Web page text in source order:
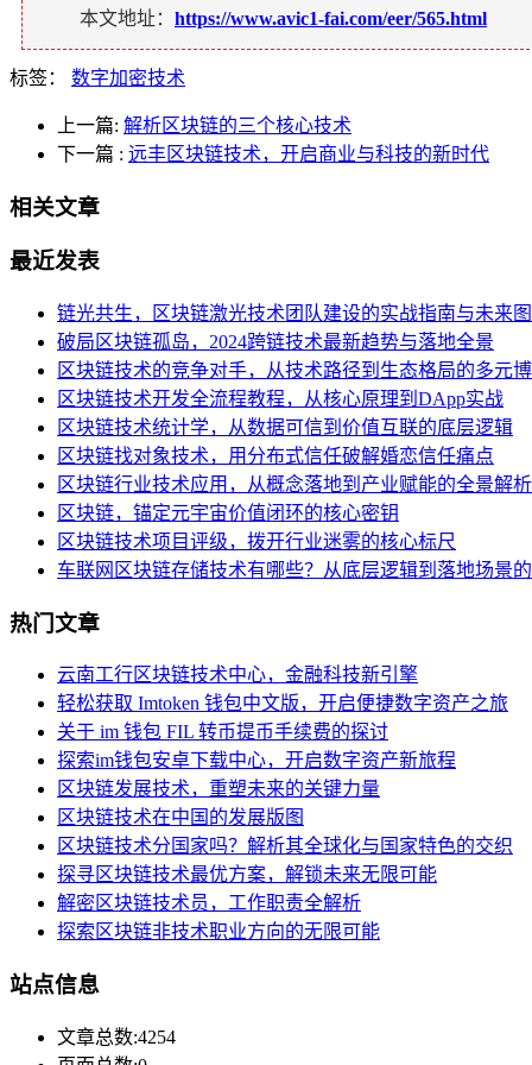
本文地址： https://www.avic1-fai.com/eer/565.html
标签： 数字加密技术
上一篇: 解析区块链的三个核心技术
下一篇 : 远丰区块链技术，开启商业与科技的新时代
相关文章
最近发表
链光共生，区块链激光技术团队建设的实战指南与未来
破局区块链孤岛，2024跨链技术最新趋势与落地全景
区块链技术的竞争对手，从技术路径到生态格局的多元
区块链技术开发全流程教程，从核心原理到DApp实战
区块链技术统计学，从数据可信到价值互联的底层逻辑
区块链找对象技术，用分布式信任破解婚恋信任痛点
区块链行业技术应用，从概念落地到产业赋能的全景解析
区块链，锚定元宇宙价值闭环的核心密钥
区块链技术项目评级，拨开行业迷雾的核心标尺
车联网区块链存储技术有哪些？从底层逻辑到落地场景
热门文章
云南工行区块链技术中心，金融科技新引擎
轻松获取 Imtoken 钱包中文版，开启便捷数字资产之旅
关于 im 钱包 FIL 转币提币手续费的探讨
探索im钱包安卓下载中心，开启数字资产新旅程
区块链发展技术，重塑未来的关键力量
区块链技术在中国的发展版图
区块链技术分国家吗？解析其全球化与国家特色的交织
探寻区块链技术最优方案，解锁未来无限可能
解密区块链技术员，工作职责全解析
探索区块链非技术职业方向的无限可能
站点信息
文章总数:4254